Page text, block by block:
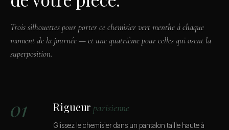
Trois silhouettes pour porter ce chemisier vert menthe à chaque
moment de la journée — et une quatrième pour celles qui osent la
superposition.
01 Rigueur parisienne
Glissez le chemisier dans un pantalon taille haute à